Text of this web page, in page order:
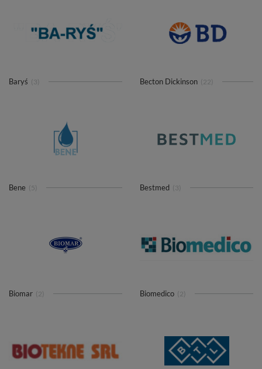
Baryś (3) Becton Dickinson (22)
Bene (5) Bestmed (3)
Biomar (2) Biomedico (2)